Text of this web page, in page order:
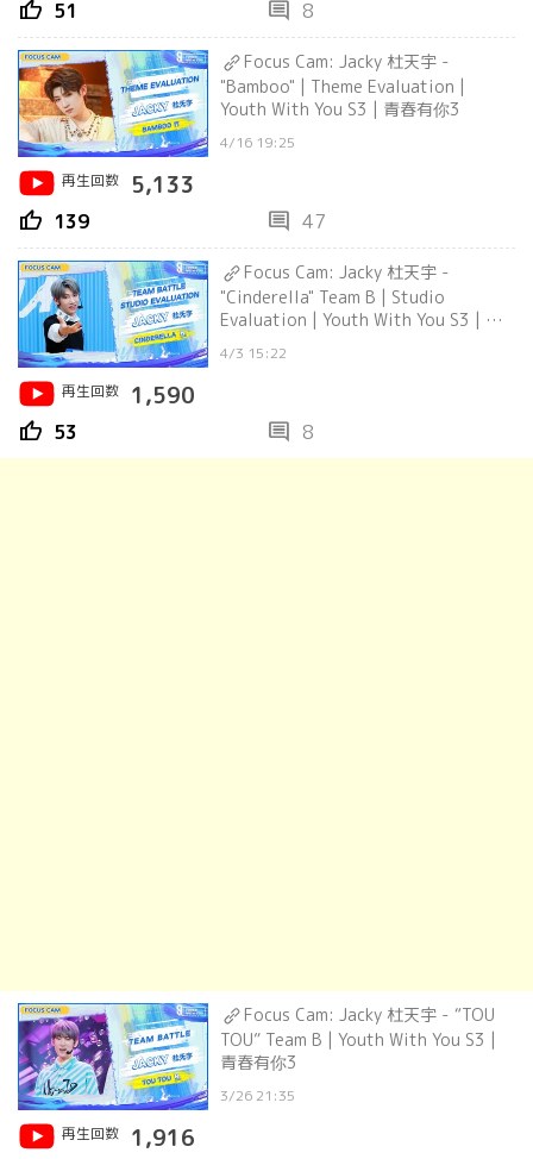
thumb_up 51 comment 8
Focus Cam: Jacky 杜天宇 -
"Bamboo" | Theme Evaluation |
Youth With You S3 | 青春有你3
4/16 19:25
再生回数
5,133
thumb_up 139 comment 47
Focus Cam: Jacky 杜天宇 -
"Cinderella" Team B | Studio
Evaluation | Youth With You S3 | 青
4/3 15:22
再生回数
1,590
thumb_up 53 comment 8
Focus Cam: Jacky 杜天宇 - “TOU
TOU” Team B | Youth With You S3 |
青春有你3
3/26 21:35
再生回数
1,916